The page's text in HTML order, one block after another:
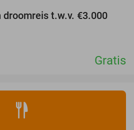
droomreis t.w.v. €3.000
Gratis